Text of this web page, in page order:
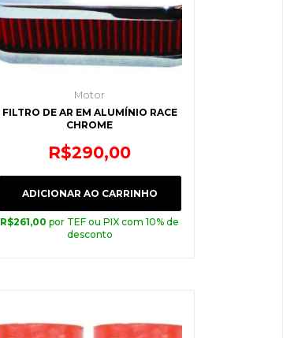
Motor
FILTRO DE AR EM ALUMÍNIO RACE
CHROME
R$290,00
ADICIONAR AO CARRINHO
R$261,00 por TEF ou PIX com 10% de
desconto